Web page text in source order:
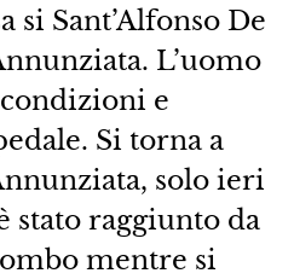
si Sant’Alfonso De
L’uomo
e
Si torna a
solo ieri
stato raggiunto da
mentre si